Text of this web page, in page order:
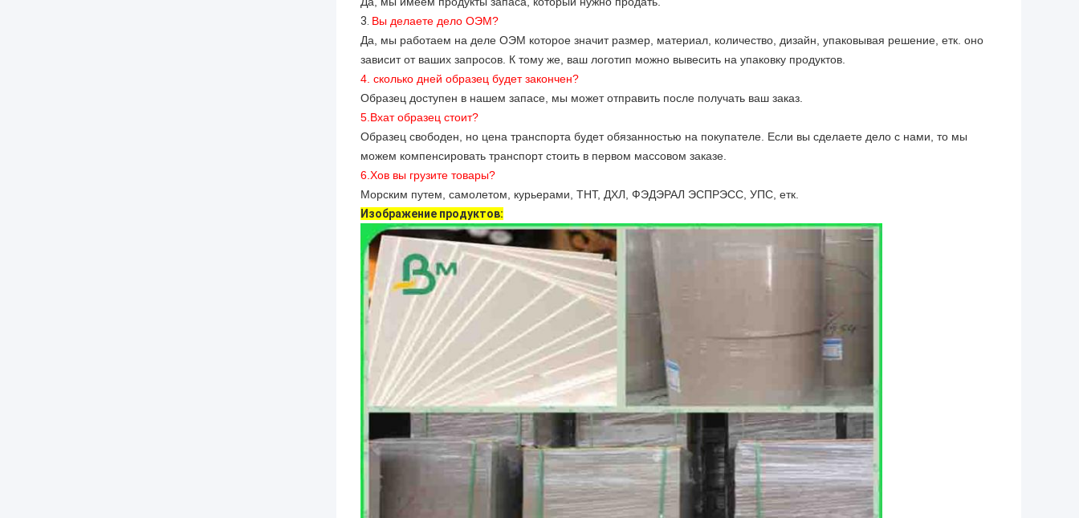
3. Вы делаете дело ОЭМ?
Да, мы работаем на деле ОЭМ которое значит размер, материал, количество, дизайн, упаковывая решение, етк. оно
зависит от ваших запросов. К тому же, ваш логотип можно вывесить на упаковку продуктов.
4. сколько дней образец будет закончен?
Образец доступен в нашем запасе, мы может отправить после получать ваш заказ.
5.Вхат образец стоит?
Образец свободен, но цена транспорта будет обязанностью на покупателе. Если вы сделаете дело с нами, то мы
можем компенсировать транспорт стоить в первом массовом заказе.
6.Хов вы грузите товары?
Морским путем, самолетом, курьерами, ТНТ, ДХЛ, ФЭДЭРАЛ ЭСПРЭСС, УПС, етк.
Изображение продуктов: